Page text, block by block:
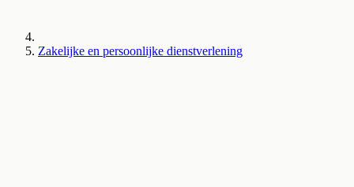
Zakelijke en persoonlijke dienstverlening